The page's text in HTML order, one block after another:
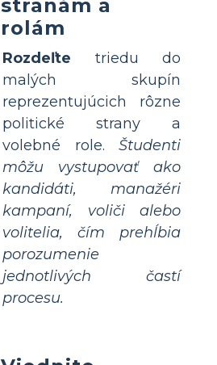
stranám a
rolám
Rozdeľte triedu do
malých skupín
reprezentujúcich rôzne
politické strany a
volebné role. Študenti
môžu vystupovať ako
kandidáti, manažéri
kampaní, voliči alebo
volitelia, čím prehĺbia
porozumenie
jednotlivých častí
procesu.